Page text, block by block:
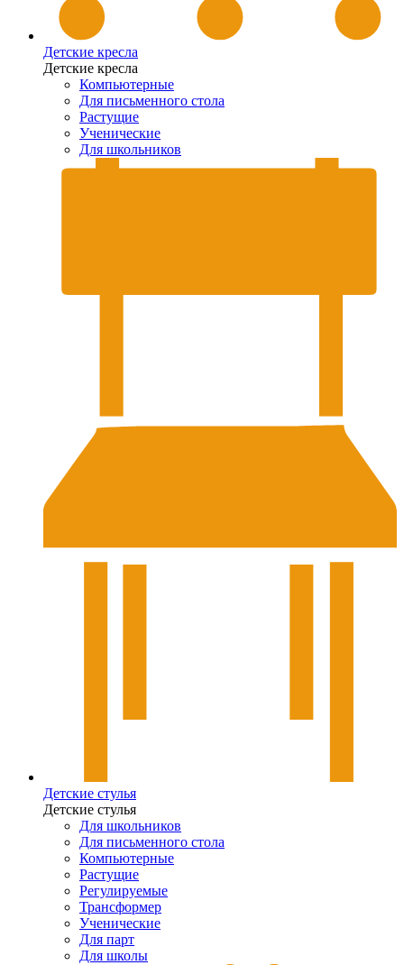
Детские кресла
Детские кресла
Компьютерные
Для письменного стола
Растущие
Ученические
Для школьников
Детские стулья
Детские стулья
Для школьников
Для письменного стола
Компьютерные
Растущие
Регулируемые
Трансформер
Ученические
Для парт
Для школы